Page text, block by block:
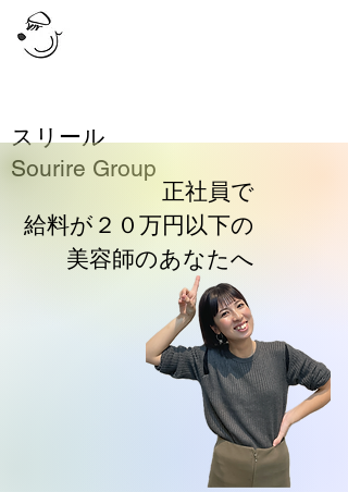
スリール
Sourire Group
正社員で
給料が２０万円以下の
美容師の​あなたへ